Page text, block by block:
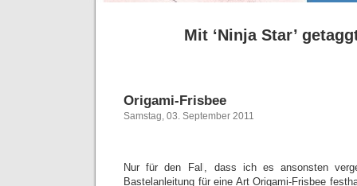
Mit ‘Ninja Star’
Origami-Frisbee
Samstag, 03. September 2011
Nur für den Fall, dass ich es ansonsten
Bastelanleitung für eine Art Origami-Frisbee